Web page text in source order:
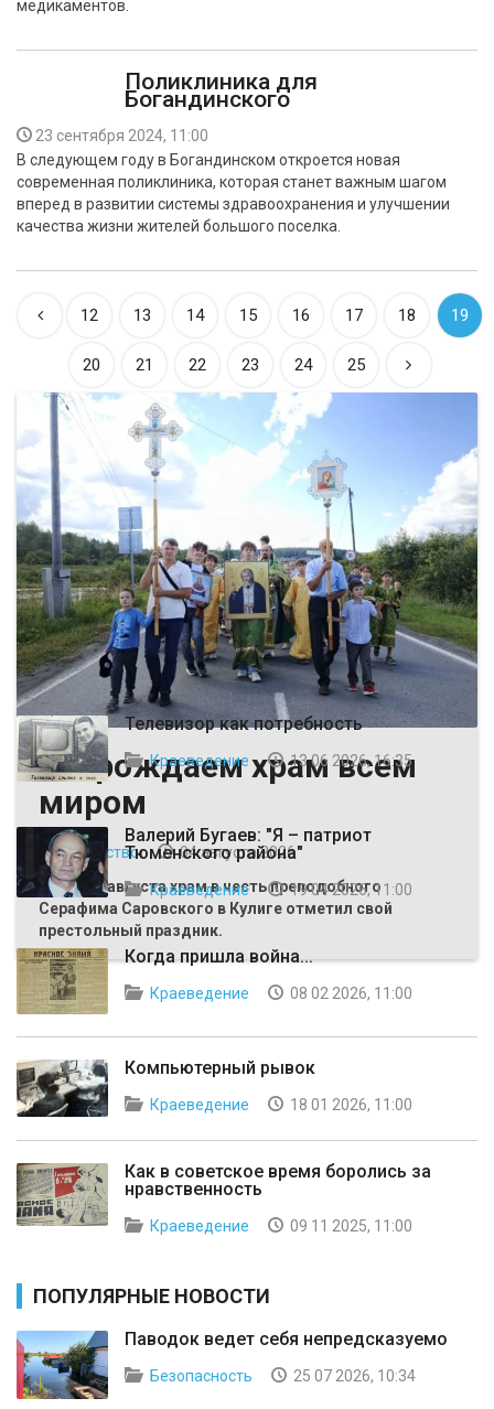
медикаментов.
Поликлиника для
Богандинского
23 сентября 2024, 11:00
В следующем году в Богандинском откроется новая
современная поликлиника, которая станет важным шагом
вперед в развитии системы здравоохранения и улучшении
качества жизни жителей большого поселка.
12 13 14 15 16 17 18 19
20 21 22 23 24 25
Возрождаем храм всем
миром
Общество
04 августа 2026
Первого августа храм в честь преподобного
Серафима Саровского в Кулиге отметил свой
престольный праздник.
ВЫБОР РЕДАКЦИИ
Телевизор как потребность
Краеведение 13 06 2026, 16:35
Валерий Бугаев: "Я – патриот
Тюменского района"
Краеведение 19 04 2026, 11:00
Когда пришла война...
Краеведение 08 02 2026, 11:00
Компьютерный рывок
Краеведение 18 01 2026, 11:00
Как в советское время боролись за
нравственность
Краеведение 09 11 2025, 11:00
ПОПУЛЯРНЫЕ НОВОСТИ
Паводок ведет себя непредсказуемо
Безопасность 25 07 2026, 10:34